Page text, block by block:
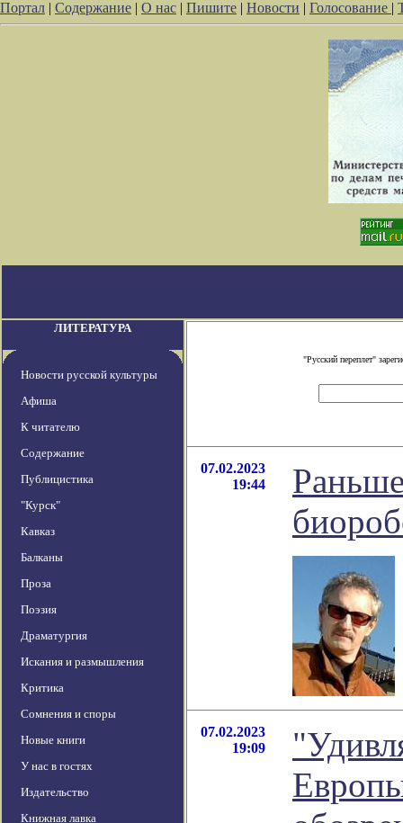
Портал | Содержание | О нас | Пишите | Новости | Голосование |
ЛИТЕРАТУРА
Новости русской культуры
Афиша
К читателю
Содержание
Публицистика
"Курск"
Кавказ
Балканы
Проза
Поэзия
Драматургия
Искания и размышления
Критика
Сомнения и споры
Новые книги
У нас в гостях
Издательство
Книжная лавка
"Русский переплет"
07.02.2023
19:44
07.02.2023
19:09